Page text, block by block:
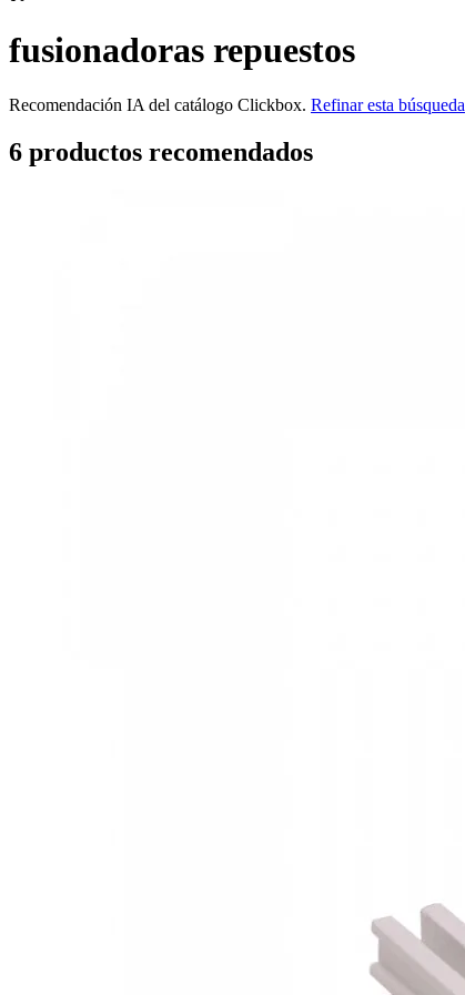
fusionadoras repuestos
Recomendación IA del catálogo Clickbox. Refinar esta búsqueda
6 productos recomendados